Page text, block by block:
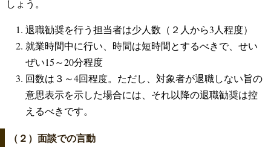
しょう。
退職勧奨を行う担当者は少人数（２人から3人程度）
就業時間中に行い、時間は短時間とするべきで、せい
ぜい15～20分程度
回数は３～4回程度。ただし、対象者が退職しない旨の
意思表示を示した場合には、それ以降の退職勧奨は控
えるべきです。
（２）面談での言動